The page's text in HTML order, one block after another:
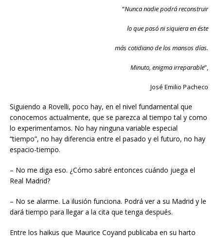
“Nunca nadie podrá reconstruir
lo que pasó ni siquiera en éste
más cotidiano de los mansos días.
Minuto, enigma irreparable”,
José Emilio Pacheco
Siguiendo a Rovelli, poco hay, en el nivel fundamental que
conocemos actualmente, que se parezca al tiempo tal y como
lo experimentamos. No hay ninguna variable especial
“tiempo”, no hay diferencia entre el pasado y el futuro, no hay
espacio-tiempo.
– No me diga eso. ¿Cómo sabré entonces cuándo juega el
Real Madrid?
– No se alarme. La ilusión funciona. Podrá ver a su Madrid y le
dará tiempo para llegar a la cita que tenga después.
Entre los haikus que Maurice Coyand publicaba en su harto